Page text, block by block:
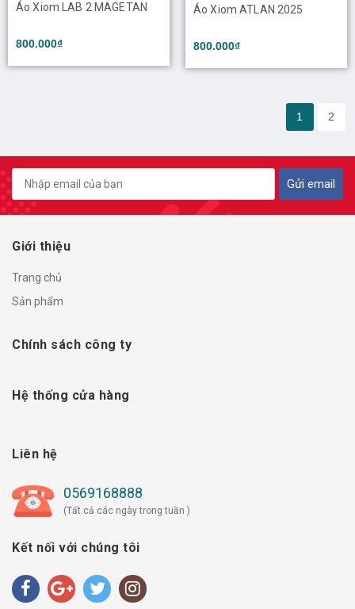
Áo Xiom LAB 2 MAGETAN
800.000₫
Áo Xiom ATLAN 2025
800.000₫
1 2
Gửi email
Giới thiệu
Trang chủ
Sản phẩm
Chính sách công ty
Hệ thống cửa hàng
Liên hệ
0569168888
(Tất cả các ngày trong tuần )
Kết nối với chúng tôi